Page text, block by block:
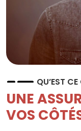
QU’EST
UNE
VOS